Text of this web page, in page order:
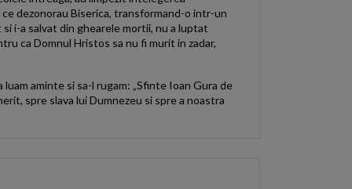
dezonorau Biserica, transformand-o intr-un
i-a salvat din ghearele mortii, nu a luptat
ca Domnul Hristos sa nu fi murit in zadar,
aminte si sa-l rugam: „Sfinte Ioan Gura de
spre slava lui Dumnezeu si spre a noastra